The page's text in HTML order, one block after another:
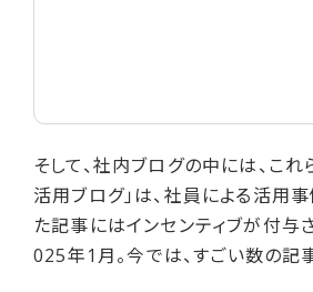
そして、社内ブログの中には、こ
活用ブログ」は、社員による活用
た記事にはインセンティブが付与
025年1月。今では、すごい数の記